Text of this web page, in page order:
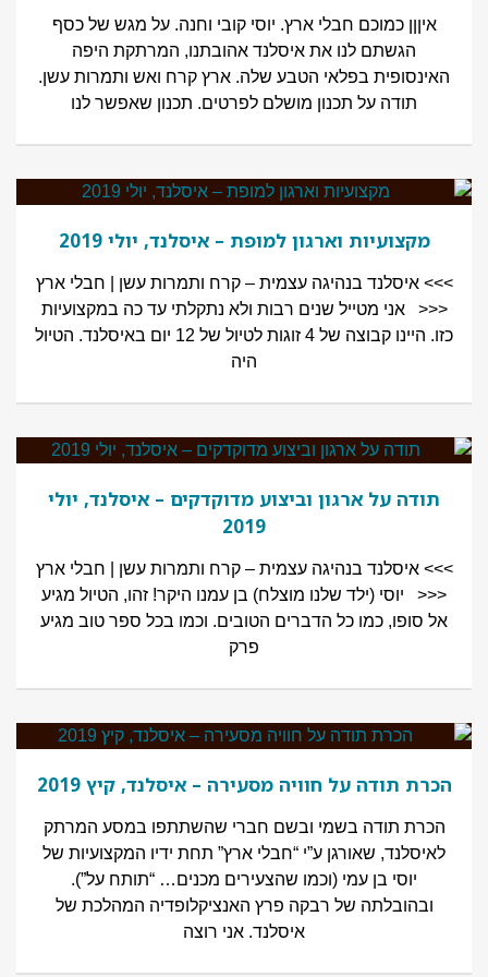
איןןן כמוכם חבלי ארץ. יוסי קובי וחנה. על מגש של כסף
הגשתם לנו את איסלנד אהובתנו, המרתקת היפה
האינסופית בפלאי הטבע שלה. ארץ קרח ואש ותמרות עשן.
תודה על תכנון מושלם לפרטים. תכנון שאפשר לנו
מקצועיות וארגון למופת – איסלנד, יולי 2019
>>> איסלנד בנהיגה עצמית – קרח ותמרות עשן | חבלי ארץ
<<< אני מטייל שנים רבות ולא נתקלתי עד כה במקצועיות
כזו. היינו קבוצה של 4 זוגות לטיול של 12 יום באיסלנד. הטיול
היה
תודה על ארגון וביצוע מדוקדקים – איסלנד, יולי
2019
>>> איסלנד בנהיגה עצמית – קרח ותמרות עשן | חבלי ארץ
<<< יוסי (ילד שלנו מוצלח) בן עמנו היקר! זהו, הטיול מגיע
אל סופו, כמו כל הדברים הטובים. וכמו בכל ספר טוב מגיע
פרק
הכרת תודה על חוויה מסעירה – איסלנד, קיץ 2019
הכרת תודה בשמי ובשם חברי שהשתתפו במסע המרתק
לאיסלנד, שאורגן ע”י “חבלי ארץ” תחת ידיו המקצועיות של
יוסי בן עמי (וכמו שהצעירים מכנים… “תותח על”).
ובהובלתה של רבקה פרץ האנציקלופדיה המהלכת של
איסלנד. אני רוצה